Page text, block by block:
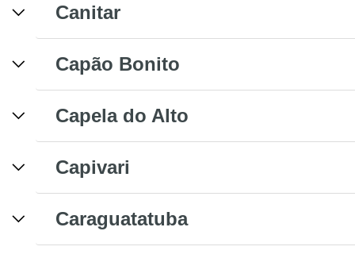
Canitar
Capão Bonito
Capela do Alto
Capivari
Caraguatatuba